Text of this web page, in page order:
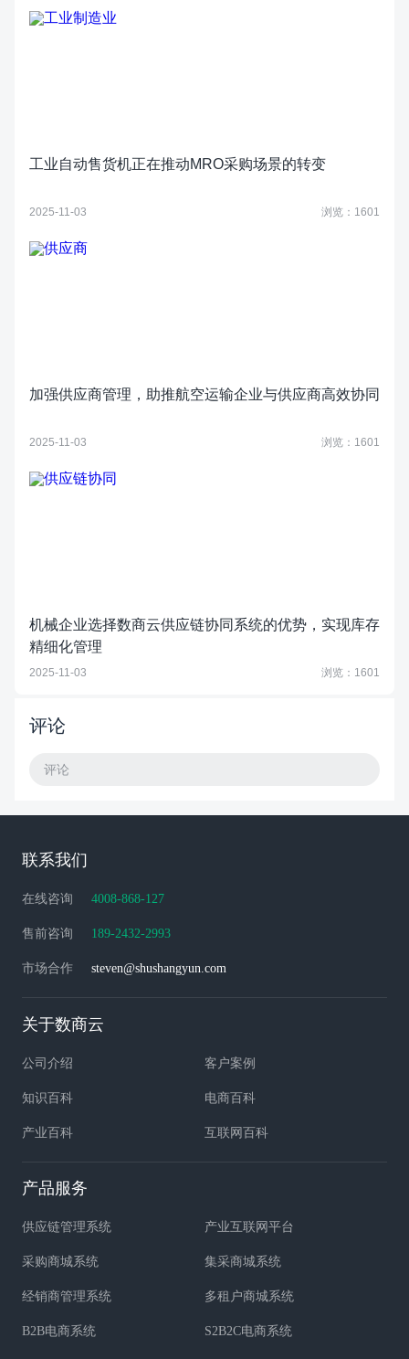
工业自动售货机正在推动MRO采购场景的转变
2025-11-03 浏览：1601
加强供应商管理，助推航空运输企业与供应商高效协同
2025-11-03 浏览：1601
机械企业选择数商云供应链协同系统的优势，实现库存
精细化管理
2025-11-03 浏览：1601
评论
评论
联系我们
在线咨询 4008-868-127
售前咨询 189-2432-2993
市场合作 steven@shushangyun.com
关于数商云
公司介绍 客户案例
知识百科 电商百科
产业百科 互联网百科
产品服务
供应链管理系统 产业互联网平台
采购商城系统 集采商城系统
经销商管理系统 多租户商城系统
B2B电商系统 S2B2C电商系统